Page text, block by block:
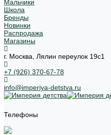
Мальчики
Школа
Бренды
Новинки
Распродажа
Магазины
г. Москва, Лялин переулок 19с1
+7 (926) 370-67-78
info@imperiya-detstva.ru
Телефоны